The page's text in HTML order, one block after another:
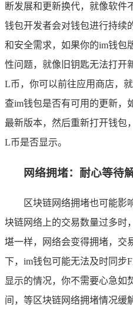
断发展和更新换代，就像软件
钱包开发者会对钱包进行持续
和安全需求，如果你的im钱包
性问题，就像旧钥匙无法打开
L币，你可以前往应用商店，
查im钱包是否有可用的更新，
最新版本，然后重新打开钱包
L币是否显示。
网络拥堵：耐心等待
区块链网络拥堵也可能影
块链网络上的交易数量过多时
堪一样，网络会变得拥堵，交
下，im钱包可能无法及时同步
显示的情况，你不需要心急如
间，等区块链网络拥堵情况缓